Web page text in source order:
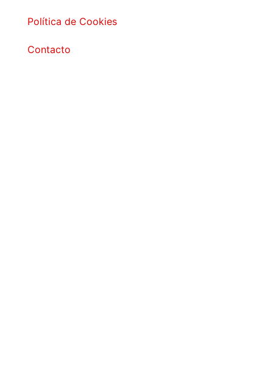
Política de Cookies
Contacto